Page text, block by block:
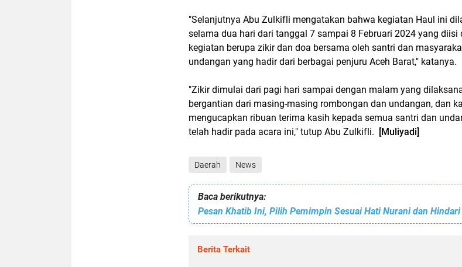
"Selanjutnya Abu Zulkifli mengatakan bahwa kegiatan Haul ini
selama dua hari dari tanggal 7 sampai 8 Februari 2024 yang diisi
kegiatan berupa zikir dan doa bersama oleh santri dan
undangan yang hadir dari berbagai penjuru Aceh Barat," katanya.
"Zikir dimulai dari pagi hari sampai dengan malam yang
bergantian dari masing-masing rombongan dan undangan, dan
mengucapkan ribuan terima kasih kepada semua santri dan
telah hadir pada acara ini," tutup Abu Zulkifli.
[Muliyadi]
Daerah News
Baca berikutnya:
Pesan Khatib Ini, Pilih Pemimpin Sesuai Hati Nurani dan
Berita Terkait